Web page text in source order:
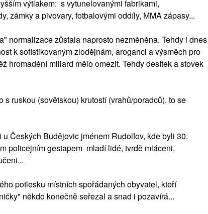
výtlakem: s vytunelovanými fabrikami,
zámky a pivovary, fotbalovými oddíly, MMA zápasy...
normalizace zůstala naprosto nezměněna. Tehdy i dnes
k sofistikovaným zlodějnám, aroganci a výsměch pro
hromadění miliard mělo omezit. Tehdy desítek a stovek
ruskou (sovětskou) krutostí (vrahů/poradců), to se
Českých Budějovic jménem Rudolfov, kde byli 30.
policejním gestapem mladí lidé, tvrdě mláceni,
potlesku místních spořádaných obyvatel, kteří
někdo konečně seřezal a snad i pozavírá...